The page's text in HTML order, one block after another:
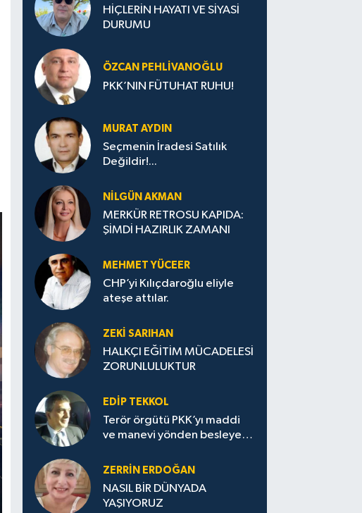
HİÇLERİN HAYATI VE SİYASİ
DURUMU
ÖZCAN PEHLIVANOĞLU
PKK’NIN FÜTUHAT RUHU!
MURAT AYDIN
Seçmenin İradesi Satılık
Değildir!...
NILGÜN AKMAN
MERKÜR RETROSU KAPIDA:
ŞİMDİ HAZIRLIK ZAMANI
MEHMET YÜCEER
CHP’yi Kılıçdaroğlu eliyle
ateşe attılar.
ZEKI SARIHAN
HALKÇI EĞİTİM MÜCADELESİ
ZORUNLULUKTUR
EDIP TEKKOL
Terör örgütü PKK’yı maddi
ve manevi yönden besleyen
ZERRIN ERDOĞAN
NASIL BİR DÜNYADA
YAŞIYORUZ